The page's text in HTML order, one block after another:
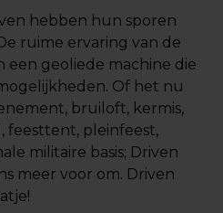
hebben hun sporen
ruime ervaring van de
geoliede machine die
Of het nu
bruiloft, kermis,
feesttent, pleinfeest,
militaire basis; Driven
meer voor om. Driven